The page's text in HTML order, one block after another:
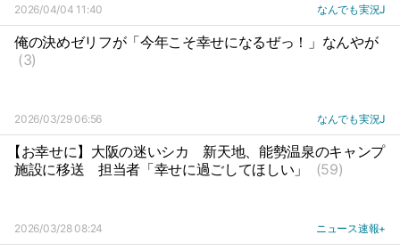
2026/04/04 11:40 なんでも実況J
俺の決めゼリフが「今年こそ幸せになるぜっ！」なんやが
(3)
2026/03/29 06:56 なんでも実況J
【お幸せに】大阪の迷いシカ
新天地、能勢温泉のキャンプ
施設に移送
担当者「幸せに過ごしてほしい」 (59)
2026/03/28 08:24 ニュース速報+